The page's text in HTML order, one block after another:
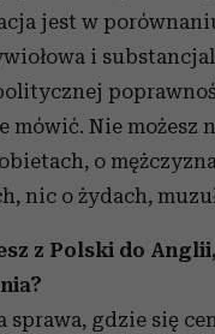
jest w
i
mówić. Nie możesz
o
nic o żydach,
z Polski do
sprawa, gdzie się